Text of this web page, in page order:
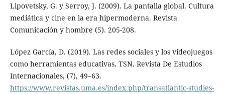
Lipovetsky, G. y Serroy, J. (2009). La pantalla global. Cultura
mediática y cine en la era hipermoderna. Revista
Comunicación y hombre (5). 205-208.
López García, D. (2019). Las redes sociales y los videojuegos
como herramientas educativas. TSN. Revista De Estudios
Internacionales, (7), 49–63.
https://www.revistas.uma.es/index.php/transatlantic-studies-